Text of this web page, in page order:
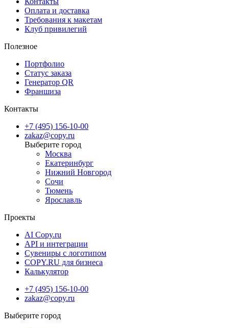
бесплатнойдоставкой
СДЭКикурьерская доставка в день заказа
Оплата и доставка
Требования к макетам
Клуб привилегий
Полезное
Портфолио
Статус заказа
Генератор QR
Франшиза
Контакты
+7 (495) 156-10-00
zakaz@copy.ru
Москва
Екатеринбург
Нижний Новгород
Сочи
Тюмень
Ярославль
Проекты
AI Copy.ru
API и интеграции
Сувениры с логотипом
COPY.RU для бизнеса
Калькулятор
+7 (495) 156-10-00
zakaz@copy.ru